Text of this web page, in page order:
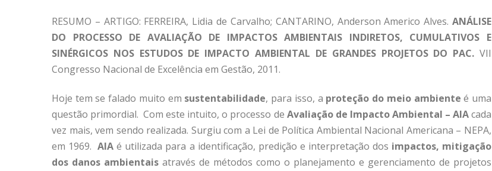
RESUMO – ARTIGO: FERREIRA, Lidia de Carvalho; CANTARINO, Anderson Americo Alves. ANÁLISE
DO PROCESSO DE AVALIAÇÃO DE IMPACTOS AMBIENTAIS INDIRETOS, CUMULATIVOS E
SINÉRGICOS NOS ESTUDOS DE IMPACTO AMBIENTAL DE GRANDES PROJETOS DO PAC. VII
Congresso Nacional de Excelência em Gestão, 2011.
Hoje tem se falado muito em sustentabilidade, para isso, a proteção do meio ambiente é uma
questão primordial. Com este intuito, o processo de Avaliação de Impacto Ambiental – AIAcada
vez mais, vem sendo realizada. Surgiu com a Lei de Política Ambiental Nacional Americana – NEPA,
em 1969.AIA é utilizada para a identificação, predição e interpretação dos impactos, mitigação
dos danos ambientais através de métodos como o planejamento e gerenciamento de projetos